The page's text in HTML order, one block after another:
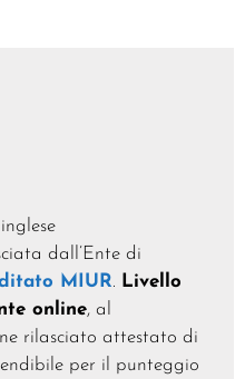
dall’Ente di
MIUR. Livello
online, al
rilasciato attestato di
per il punteggio